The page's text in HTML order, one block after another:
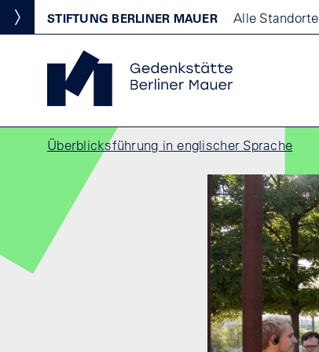
Direkt zum Inhalt
Standortmenu
Show locations
STIFTUNG BERLINER MAUER Alle Standorte
Gedenkstätte Berliner Mauer Startseite
Pfadnavigation
Überblicksführung in englischer Sprache